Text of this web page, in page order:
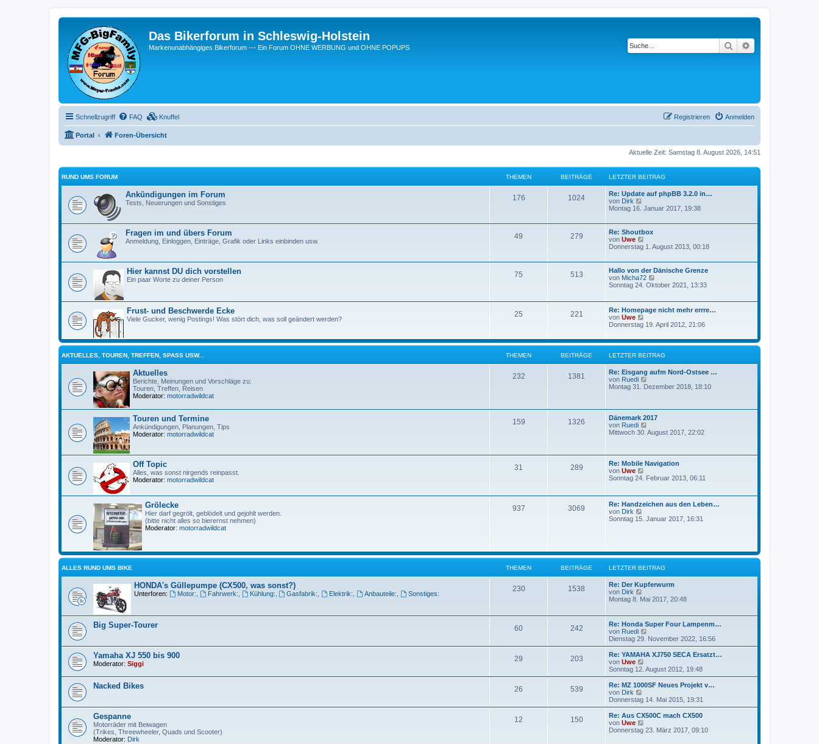
Das Bikerforum in Schleswig-Holstein
Markenunabhängiges Bikerforum --- Ein Forum OHNE WERBUNG und OHNE POPUPS Suche
Schnellzugriff FAQ Knuffel Anmelden
Registrieren
Portal Foren-Übersicht
Aktuelle Zeit: Samstag 8. August 2026, 14:51
RUND UMS FORUM THEMEN BEITRÄGE LETZTER BEITRAG
Ankündigungen im Forum
Tests, Neuerungen und Sonstiges
176 1024
Re: Update auf phpBB 3.2.0 in…
von Dirk
e
e
s
t
e
r
i
t
r
g
Montag 16. Januar 2017, 19:38
Fragen im und übers Forum
Anmeldung, Einloggen, Einträge, Grafik oder Links einbinden usw.
49 279
Re: Shoutbox
von Uwe
e
e
s
t
e
e
i
r
g
Donnerstag 1. August 2013, 00:18
Hier kannst DU dich vorstellen
Ein paar Worte zu deiner Person
75 513
Hallo von der Dänische Grenze
von Micha72
e
t
e
r
e
t
r
a
Sonntag 24. Oktober 2021, 13:33
Frust- und Beschwerde Ecke
Viele Gucker, wenig Postings! Was stört dich, was soll geändert werden?
25 221
Re: Homepage nicht mehr errre…
von Uwe
e
e
s
t
B
e
i
a
g
Donnerstag 19. April 2012, 21:06
AKTUELLES, TOUREN, TREFFEN, SPASS USW... THEMEN BEITRÄGE LETZTER BEITRAG
Aktuelles
Berichte, Meinungen und Vorschläge zu:
Touren, Treffen, Reisen
Moderator: motorradwildcat
232 1381
Re: Eisgang aufm Nord-Ostsee …
von Ruedi
e
s
t
e
r
B
r
g
Montag 31. Dezember 2018, 18:10
Touren und Termine
Ankündigungen, Planungen, Tips
Moderator: motorradwildcat
159 1326
Dänemark 2017
von Ruedi
e
s
t
e
r
B
i
t
a
Mittwoch 30. August 2017, 22:02
Off Topic
Alles, was sonst nirgends reinpasst.
Moderator: motorradwildcat
31 289
Re: Mobile Navigation
von Uwe
e
s
t
r
t
r
a
g
Sonntag 24. Februar 2013, 06:11
Grölecke
Hier darf gegrölt, geblödelt und gejohlt werden.
(bitte nicht alles so bierernst nehmen)
Moderator: motorradwildcat
937 3069
Re: Handzeichen aus den Leben…
von Dirk
e
B
e
i
r
Sonntag 15. Januar 2017, 16:31
ALLES RUND UMS BIKE THEMEN BEITRÄGE LETZTER BEITRAG
HONDA's Güllepumpe (CX500, was sonst?)
Unterforen: Motor: Fahrwerk: Kühlung: Gasfabrik: Elektrik: Anbauteile: Sonstiges:
230 1538
Re: Der Kupferwurm
von Dirk
e
s
t
e
r
B
e
i
t
r
a
Montag 8. Mai 2017, 20:48
Big Super-Tourer 60 242
Re: Honda Super Four Lampenm…
von Ruedi
e
u
e
t
r
B
e
i
r
g
Dienstag 29. November 2022, 16:56
Yamaha XJ 550 bis 900
Moderator: Siggi
29 203
Re: YAMAHA XJ750 SECA Ersatzt…
von Uwe
e
u
e
t
r
B
e
i
Sonntag 12. August 2012, 19:48
Nacked Bikes 26 539
Re: MZ 1000SF Neues Projekt v…
von Dirk
e
u
e
s
t
e
Donnerstag 14. Mai 2015, 19:31
Gespanne
Motorräder mit Beiwagen
(Trikes, Threewheeler, Quads und Scooter)
Moderator: Dirk
12 150
Re: Aus CX500C mach CX500
von Uwe
e
Donnerstag 23. März 2017, 09:10